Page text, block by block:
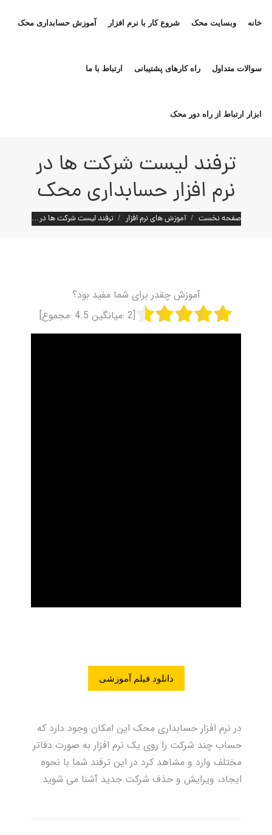
خانه وبسایت محک شروع کار با نرم افزار آموزش حسابداری محک
سوالات متداول راه کارهای پشتیبانی ارتباط با ما
ابزار ارتباط از راه دور محک
ترفند لیست شرکت ها در
نرم افزار حسابداری محک
مکان شما:
صفحه نخست آموزش های نرم افزار ترفند لیست شرکت ها در…
آموزش چقدر برای شما مفید بود؟
[
2 :میانگین 4.5 :مجموع]
دانلود فیلم آموزشی
در نرم افزار حسابداری محک این امکان وجود دارد که
حساب چند شرکت را روی یک نرم افزار به صورت دفاتر
مختلف وارد و مشاهد کرد در این ترفند شما با نحوه
ایجاد، ویرایش و حذف شرکت جدید آشنا می شوید.